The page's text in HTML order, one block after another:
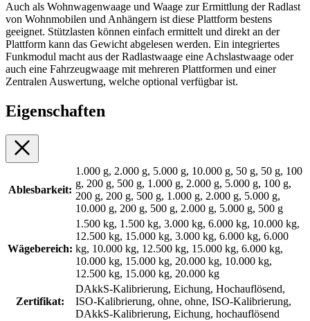
Auch als Wohnwagenwaage und Waage zur Ermittlung der Radlast
von Wohnmobilen und Anhängern ist diese Plattform bestens
geeignet. Stützlasten können einfach ermittelt und direkt an der
Plattform kann das Gewicht abgelesen werden. Ein integriertes
Funkmodul macht aus der Radlastwaage eine Achslastwaage oder
auch eine Fahrzeugwaage mit mehreren Plattformen und einer
Zentralen Auswertung, welche optional verfügbar ist.
Eigenschaften
Ablesbarkeit:
1.000 g, 2.000 g, 5.000 g, 10.000 g, 50 g, 50 g, 100
g, 200 g, 500 g, 1.000 g, 2.000 g, 5.000 g, 100 g,
200 g, 200 g, 500 g, 1.000 g, 2.000 g, 5.000 g,
10.000 g, 200 g, 500 g, 2.000 g, 5.000 g, 500 g
Wägebereich:
1.500 kg, 1.500 kg, 3.000 kg, 6.000 kg, 10.000 kg,
12.500 kg, 15.000 kg, 3.000 kg, 6.000 kg, 6.000
kg, 10.000 kg, 12.500 kg, 15.000 kg, 6.000 kg,
10.000 kg, 15.000 kg, 20.000 kg, 10.000 kg,
12.500 kg, 15.000 kg, 20.000 kg
Zertifikat:
DAkkS-Kalibrierung, Eichung, Hochauflösend,
ISO-Kalibrierung, ohne, ohne, ISO-Kalibrierung,
DAkkS-Kalibrierung, Eichung, hochauflösend